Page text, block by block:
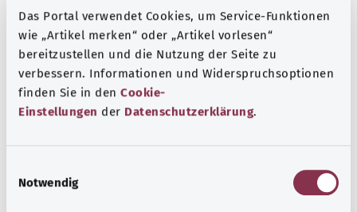
Das Portal verwendet Cookies, um Service-Funktionen
wie „Artikel merken“ oder „Artikel vorlesen“
bereitzustellen und die Nutzung der Seite zu
verbessern. Informationen und Widerspruchsoptionen
finden Sie in den Cookie-
Einstellungen der Datenschutzerklärung.
Notwendig
Самопроизвольные роды и
кесарево сечение